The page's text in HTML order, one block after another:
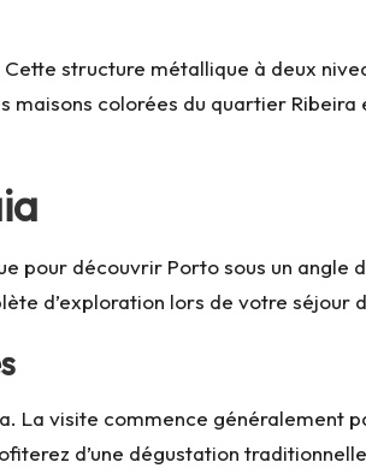
structure métallique à deux
maisons colorées du quartier
pour découvrir Porto sous un angle
d’exploration lors de votre séjour
La visite commence généralement
d’une dégustation